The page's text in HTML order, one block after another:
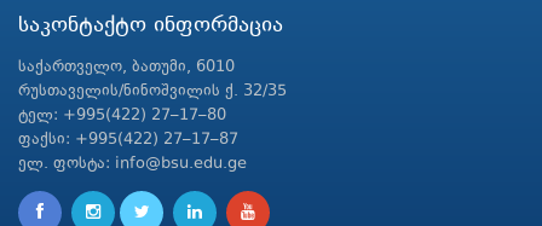
საკონტაქტო ინფორმაცია
საქართველო, ბათუმი, 6010
რუსთაველის/ნინოშვილის ქ. 32/35
ტელ: +995(422) 27–17–80
ფაქსი: +995(422) 27–17–87
ელ. ფოსტა: info@bsu.edu.ge